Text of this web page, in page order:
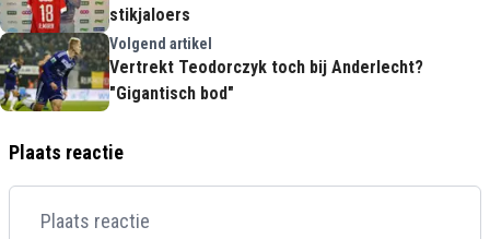
stikjaloers
Volgend artikel
Vertrekt Teodorczyk toch bij Anderlecht?
"Gigantisch bod"
Plaats reactie